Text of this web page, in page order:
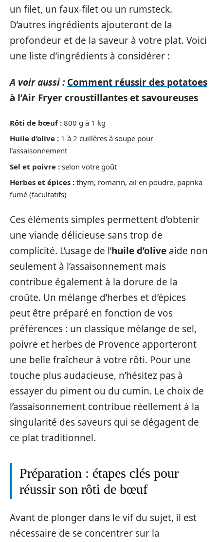
un filet, un faux-filet ou un rumsteck.
D’autres ingrédients ajouteront de la
profondeur et de la saveur à votre plat. Voici
une liste d’ingrédients à considérer :
A voir aussi : Comment réussir des potatoes
à l’Air Fryer croustillantes et savoureuses
Rôti de bœuf : 800 g à 1 kg
Huile d’olive : 1 à 2 cuillères à soupe pour
l’assaisonnement
Sel et poivre : selon votre goût
Herbes et épices : thym, romarin, ail en poudre, paprika
fumé (facultatifs)
Ces éléments simples permettent d’obtenir
une viande délicieuse sans trop de
complicité. L’usage de l’huile d’olive aide non
seulement à l’assaisonnement mais
contribue également à la dorure de la
croûte. Un mélange d’herbes et d’épices
peut être préparé en fonction de vos
préférences : un classique mélange de sel,
poivre et herbes de Provence apporteront
une belle fraîcheur à votre rôti. Pour une
touche plus audacieuse, n’hésitez pas à
essayer du piment ou du cumin. Le choix de
l’assaisonnement contribue réellement à la
singularité des saveurs qui se dégagent de
ce plat traditionnel.
Préparation : étapes clés pour
réussir son rôti de bœuf
Avant de plonger dans le vif du sujet, il est
nécessaire de se concentrer sur la